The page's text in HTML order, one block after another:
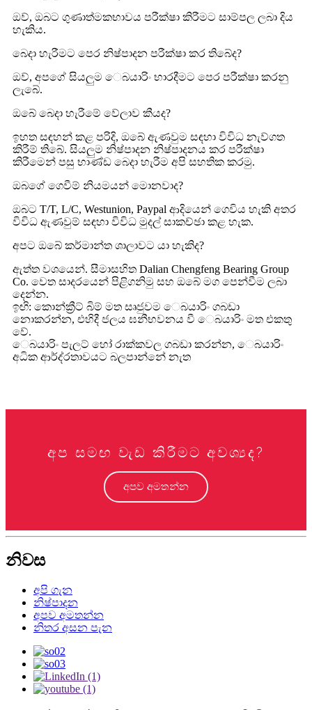
ඔව්, ඔබට ගුණාත්මකභාවය පරීක්ෂා කිරීමට සාම්පල ලබා දිය
හැකිය.
බෙදා හැරීමට පෙර නිෂ්පාදන පරීක්ෂා කර තිබේද?
ඔව්, අපගේ සියලුම ෙබයාරිං භාරදීමට පෙර පරීක්ෂා කරනු
ලැබේ.
ඔබේ බෙදා හැරීමේ වේලාව කීයද?
ඉහත සඳහන් කළ පරිදි, ඔබේ ඇණවුම සඳහා විවිධ නැව්ගත
කිරීම් තිබේ. සියලුම නිෂ්පාදන නිෂ්පාදනය කර පරීක්ෂා
කිරීමෙන් පසු භාණ්ඩ බෙදා හැරීම අපි සහතික කරමු.
ඔබගේ ගෙවීම් නියමයන් මොනවාද?
ඔබට T/T, L/C, Westunion, Paypal ආදියෙන් ගෙවිය හැකි අතර
විවිධ ඇණවුම් සඳහා විවිධ මුදල් සාකච්ඡා කළ හැක.
අපට ඔබේ කර්මාන්ත ශාලාවට යා හැකිද?
ඇත්ත වශයෙන්. සීමාසහිත Dalian Chengfeng Bearing Group
Co. වෙත සාදරයෙන් පිළිගනිමු සහ ඔබේ මග පෙන්වීම ලබා
දෙන්න.
ඉඟි: කොන්ක්‍රීට් බිම් මත සෘජුවම ෙබයාරිං ගබඩා
නොකරන්න, එහිදී ජලය ඝනීභවනය වී ෙබයාරිං මත එකතු
වේ.
ෙබයාරිං පැලට් හෝ රාක්කවල ගබඩා කරන්න, ෙබයාරිං
අධික ආර්ද්රතාවයට බලපාන්නේ නැත
අප සමඟ වැඩ කිරීමට අවශ්‍යද?
අපව අමතන්න
නිවස
අපි ගැන
නිෂ්පාදන
අපව අමතන්න
නිතර අසන පැන